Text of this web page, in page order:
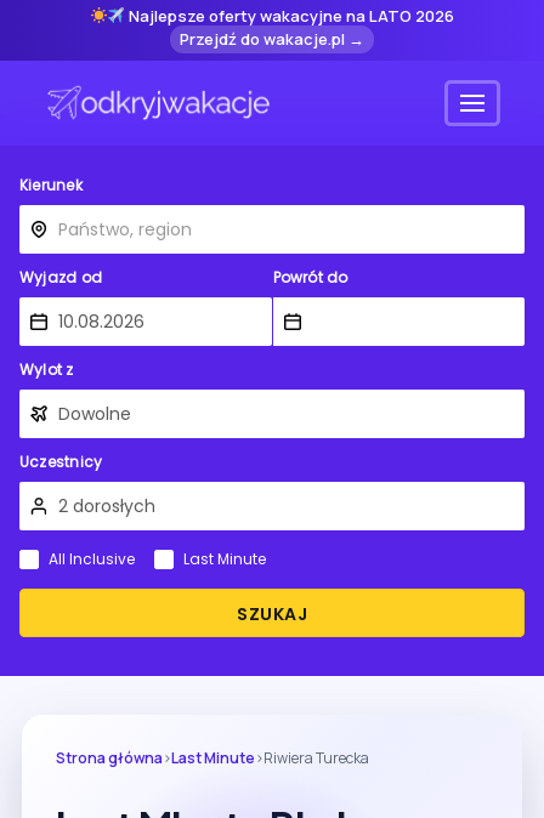
Najlepsze oferty wakacyjne na LATO 2026
Przejdź do wakacje.pl →
Menu
Kierunek
Wyjazd od Powrót do
Wylot z
Uczestnicy
SZUKAJ
All Inclusive Last Minute
Strona główna›Last Minute›Riwiera Turecka